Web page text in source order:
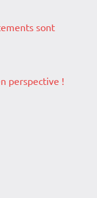
sont
perspective !